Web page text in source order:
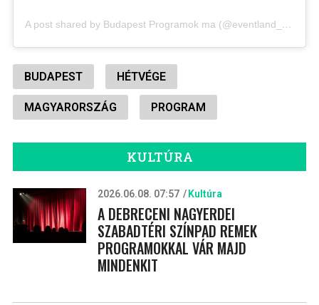
A post shared by Budapest Programok ma (@eventland_programok_ma)
BUDAPEST HÉTVÉGE
MAGYARORSZÁG PROGRAM
KULTÚRA
2026.06.08. 07:57 Kultúra
A DEBRECENI NAGYERDEI
SZABADTÉRI SZÍNPAD REMEK
PROGRAMOKKAL VÁR MAJD
MINDENKIT